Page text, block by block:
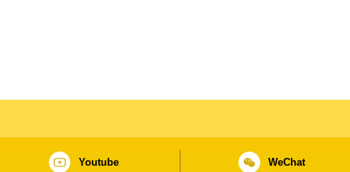
Youtube WeChat